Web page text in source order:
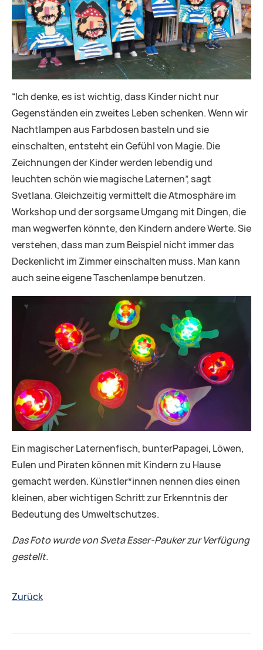
“Ich denke, es ist wichtig, dass Kinder nicht nur
Gegenständen ein zweites Leben schenken. Wenn wir
Nachtlampen aus Farbdosen basteln und sie
einschalten, entsteht ein Gefühl von Magie. Die
Zeichnungen der Kinder werden lebendig und
leuchten schön wie magische Laternen”, sagt
Svetlana. Gleichzeitig vermittelt die Atmosphäre im
Workshop und der sorgsame Umgang mit Dingen, die
man wegwerfen könnte, den Kindern andere Werte. Sie
verstehen, dass man zum Beispiel nicht immer das
Deckenlicht im Zimmer einschalten muss. Man kann
auch seine eigene Taschenlampe benutzen.
Ein magischer Laternenfisch, bunterPapagei, Löwen,
Eulen und Piraten können mit Kindern zu Hause
gemacht werden. Künstler*innen nennen dies einen
kleinen, aber wichtigen Schritt zur Erkenntnis der
Bedeutung des Umweltschutzes.
Das Foto wurde von Sveta Esser-Pauker zur Verfügung
gestellt.
Zurück